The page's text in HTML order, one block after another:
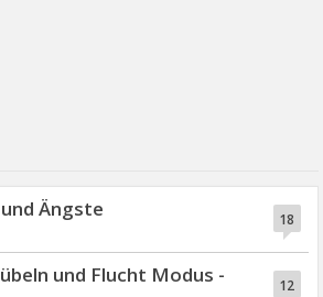
18
Ängste
12
und Flucht Modus -